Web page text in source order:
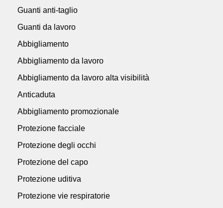
Guanti anti-taglio
Guanti da lavoro
Abbigliamento
Abbigliamento da lavoro
Abbigliamento da lavoro alta visibilità
Anticaduta
Abbigliamento promozionale
Protezione facciale
Protezione degli occhi
Protezione del capo
Protezione uditiva
Protezione vie respiratorie